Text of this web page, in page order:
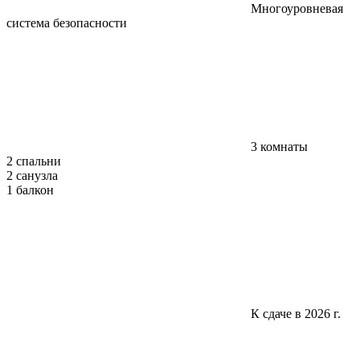
Многоуровневая
система безопасности
3 комнаты
2 спальни
2 санузла
1 балкон
К сдаче в 2026 г.